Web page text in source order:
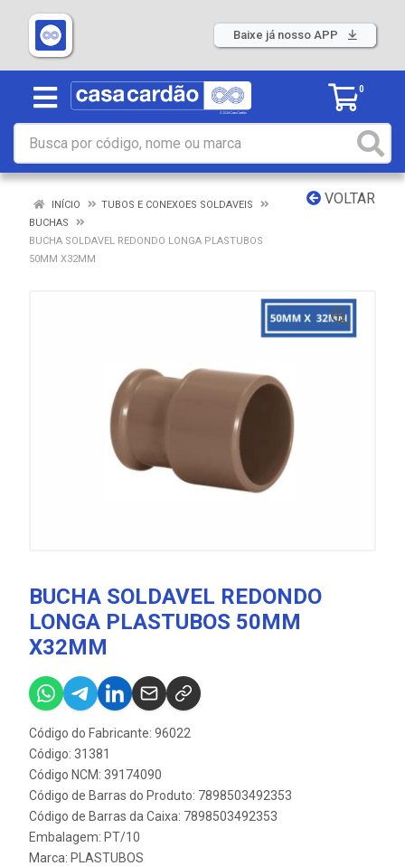
Baixe já nosso APP
0
VOLTAR
INÍCIO
TUBOS E CONEXOES SOLDAVEIS
BUCHAS
BUCHA SOLDAVEL REDONDO LONGA PLASTUBOS
50MM X32MM
BUCHA SOLDAVEL REDONDO
LONGA PLASTUBOS 50MM
X32MM
Código do Fabricante: 96022
Código: 31381
Código NCM: 39174090
Código de Barras do Produto: 7898503492353
Código de Barras da Caixa: 7898503492353
Embalagem: PT/10
Marca: PLASTUBOS